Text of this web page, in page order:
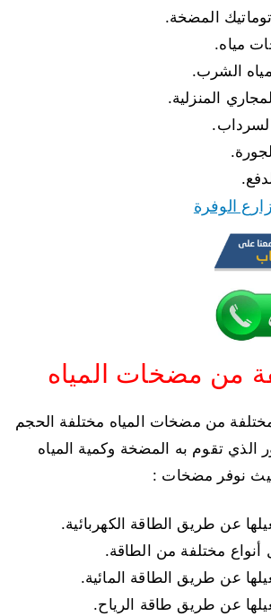
المضخة.
مياه.
الشرب.
المنزلية.
الوفرة
من مضخات المياه
مختلفة من مضخات المياه مختلفة الحجم
تقوم به المضخة وكمية المياه
حيث نوفر مضخات :
عن طريق الطاقة الكهربائية.
مختلفة من الطاقة.
عن طريق الطاقة المائية.
عن طريق طاقة الرياح.